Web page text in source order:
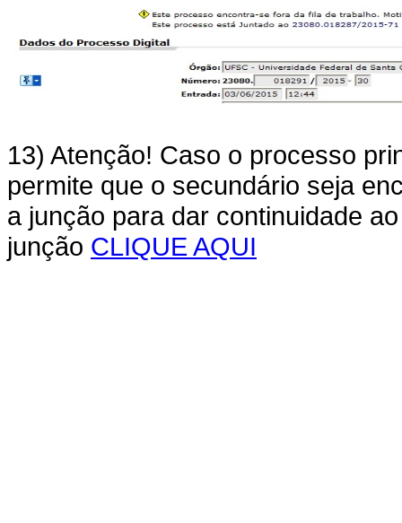
13) Atenção! Caso o processo
permite que o secundário seja
a junção para dar continuidade
junção CLIQUE AQUI